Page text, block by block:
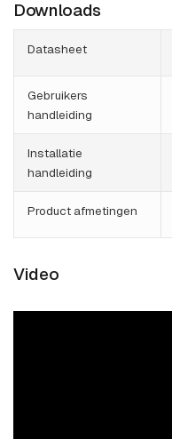
Downloads
Datasheet
Gebruikers
handleiding
Installatie
handleiding
Product afmetingen
Video